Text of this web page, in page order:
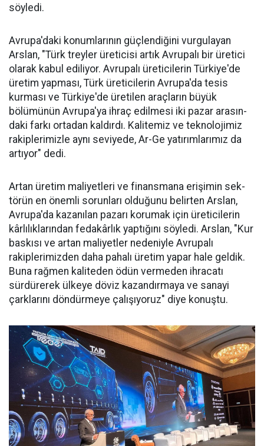
söyledi.
Avrupa'daki konumlarının güçlendiğini vurgulayan
Arslan, "Türk treyler üreticisi artık Avru­palı bir üretici
ola­rak kabul ediliyor. Avrupalı üreticile­rin Türkiye'de
üre­tim yapması, Türk üreticilerin Avru­pa'da tesis
kurması ve Türkiye'de üreti­len araçların büyük
bölümünün Avru­pa'ya ihraç edilme­si iki pazar arasın­
daki farkı ortadan kaldırdı. Kalitemiz ve teknolojimiz
ra­kiplerimizle aynı seviyede, Ar-Ge ya­tırımlarımız da
ar­tıyor" dedi.
Artan üretim ma­liyetleri ve finans­mana erişimin sek­
törün en önemli sorunları oldu­ğunu belirten Arslan,
Avrupa'da kazanılan pazarı korumak için üreticilerin
kârlılıklarından fe­dakârlık yaptığını söyledi. Arslan, "Kur
baskısı ve artan maliyetler nedeniyle Avrupalı
rakiplerimiz­den daha pahalı üretim yapar ha­le geldik.
Buna rağmen kaliteden ödün vermeden ihracatı
sürdüre­rek ülkeye döviz kazandırmaya ve sanayi
çarklarını döndürmeye ça­lışıyoruz" diye konuştu.